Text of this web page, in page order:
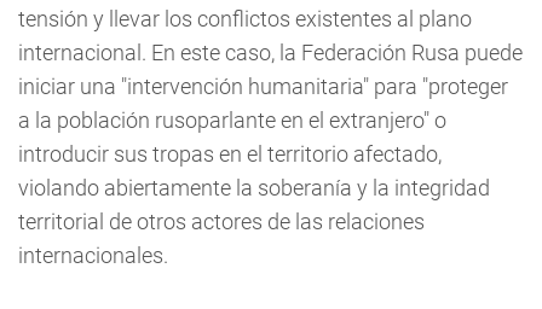
tensión y llevar los conflictos existentes al plano
internacional. En este caso, la Federación Rusa puede
iniciar una "intervención humanitaria" para "proteger
a la población rusoparlante en el extranjero" o
introducir sus tropas en el territorio afectado,
violando abiertamente la soberanía y la integridad
territorial de otros actores de las relaciones
internacionales.